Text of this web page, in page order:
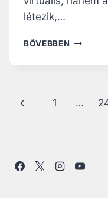
létezik,…
BŐVEBBEN NAGY
Page
Előző
1 …